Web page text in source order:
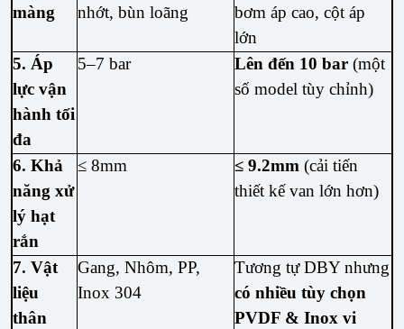
màng
nhớt, bùn loãng
bơm áp cao, cột áp
lớn
5. Áp
lực vận
hành tối
đa
5–7 bar Lên đến 10 bar (một
số model tùy chỉnh)
6. Khả
năng xử
lý hạt
rắn
≤ 8mm ≤ 9.2mm (cải tiến
thiết kế van lớn hơn)
7. Vật
liệu
thân
Gang, Nhôm, PP,
Inox 304
Tương tự DBY nhưng
có nhiều tùy chọn
PVDF & Inox vi